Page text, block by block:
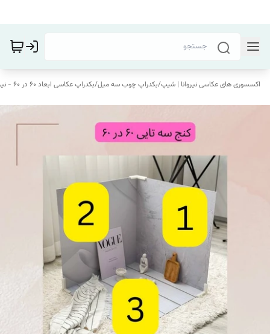
اکسسوری های عکاسی نیروانا | شیپ/بکدراپ چوب سه میل/بکدراپ عکاسی ابعاد 60 در 60 - نیروانا